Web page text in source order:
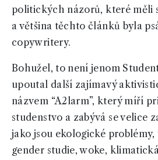
politických názorů, které měli
a většina těchto článků byla
copywritery.
Bohužel, to není jenom
upoutal další zajímavý
názvem “A2larm”, který míří
studenstvo a zabývá se velice
jako jsou ekologické
gender studie, woke,